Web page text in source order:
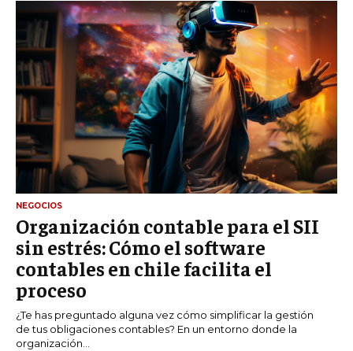
NEGOCIOS
Organización contable para el SII
sin estrés: Cómo el software
contables en chile facilita el
proceso
¿Te has preguntado alguna vez cómo simplificar la gestión
de tus obligaciones contables? En un entorno donde la
organización...